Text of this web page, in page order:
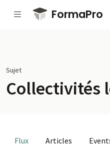
Passer au contenu principal
FormaPro
Sujet
Collectivités
Flux Articles